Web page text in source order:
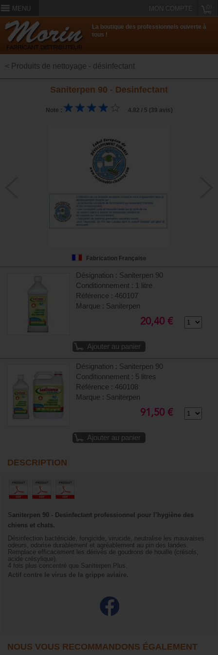
MENU MON COMPTE
La boutique des professionnels ouverte à
tous !
< Produits de nettoyage - désinfectant
Saniterpen 90 - Desinfectant
Note : 4.82 / 5 (39 avis)
Fabrication Française
Désignation : Saniterpen 90
Conditionnement : 1 litre
Référence : 460107
Marque : Saniterpen
20,40 €
Ajouter au panier
Désignation : Saniterpen 90
Conditionnement : 5 litres
Référence : 460108
Marque : Saniterpen
91,50 €
Ajouter au panier
DESCRIPTION
Saniterpen 90 - Desinfectant professionnel pour l’hygiène des
chiens et chats.
Désinfection bactéricide, fongicide, virucide, neutralise les mauvaises
odeurs, odorise durablement et agréablement au pin des landes.
Remplace efficacement les dérivés de goudrons de houille (crésols,
acide crésylique).
4 fois plus concentré que Saniterpen Plus.
Actif contre le virus de la grippe aviaire.
NOUS VOUS RECOMMANDONS ÉGALEMENT